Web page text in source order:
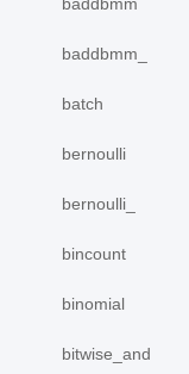
baddbmm_
batch
bernoulli
bernoulli_
bincount
binomial
bitwise_and